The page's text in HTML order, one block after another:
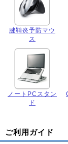
腱鞘炎予防マウ
ス
ノートPCスタン
ド
ご利用ガイド